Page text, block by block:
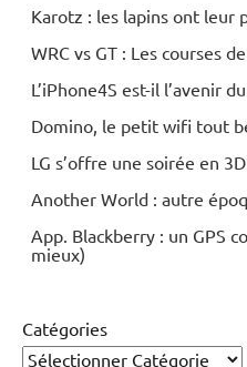
Karotz : les lapins ont leur
WRC vs GT : Les courses
L’iPhone4S est-il l’avenir
Domino, le petit wifi tout
LG s’offre une soirée en
Another World : autre
App. Blackberry : un GPS
mieux)
Catégories